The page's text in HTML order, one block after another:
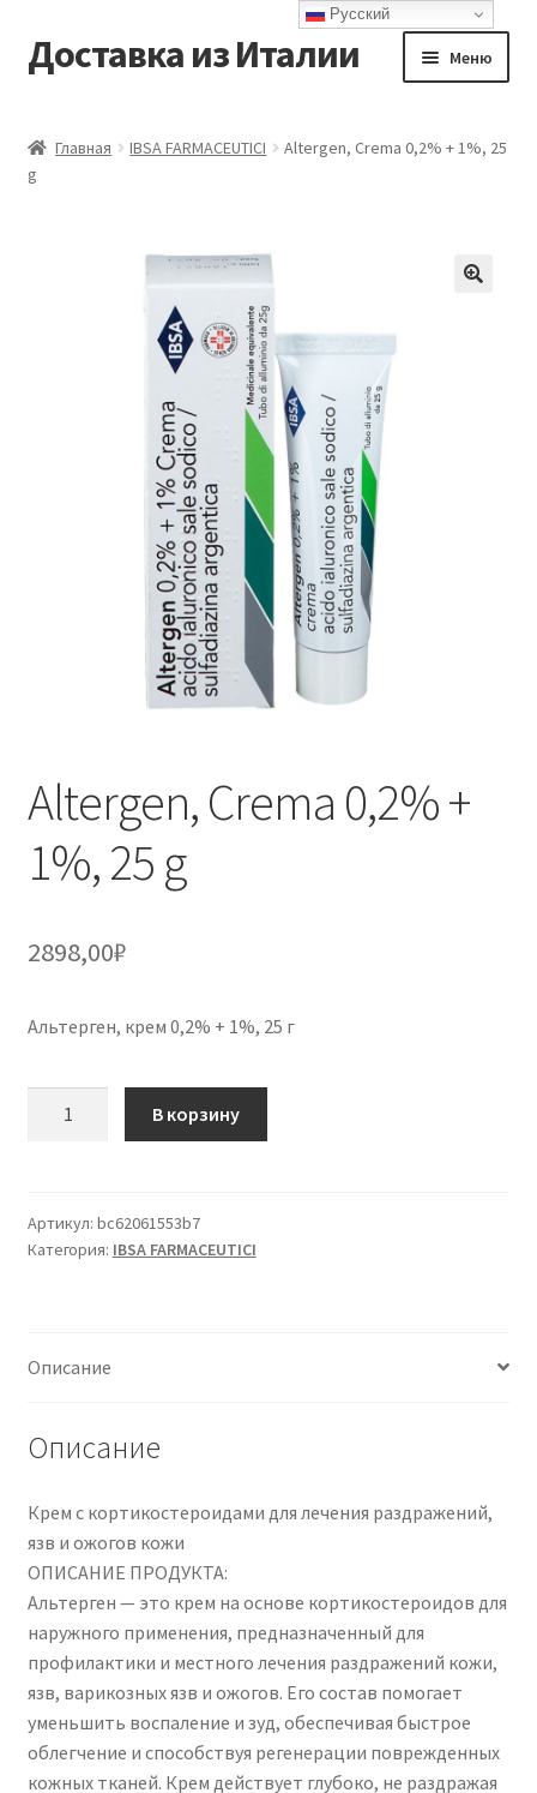
Перейти
к
Перейти
к
Доставка из Италии Меню
Доставка
Оформление заказа
Главная IBSA FARMACEUTICI
Altergen, Crema 0,2% + 1%, 25
g
Altergen, Crema 0,2% +
1%, 25 g
2898,00₽
Альтерген, крем 0,2% + 1%, 25 г
0,2%
+
В корзину
Артикул: bc62061553b7
Категория: IBSA FARMACEUTICI
Описание
Описание
Крем с кортикостероидами для лечения раздражений,
язв и ожогов кожи
ОПИСАНИЕ ПРОДУКТА:
Альтерген — это крем на основе кортикостероидов для
наружного применения, предназначенный для
профилактики и местного лечения раздражений кожи,
язв, варикозных язв и ожогов. Его состав помогает
уменьшить воспаление и зуд, обеспечивая быстрое
облегчение и способствуя регенерации поврежденных
кожных тканей. Крем действует глубоко, не раздражая
Русский